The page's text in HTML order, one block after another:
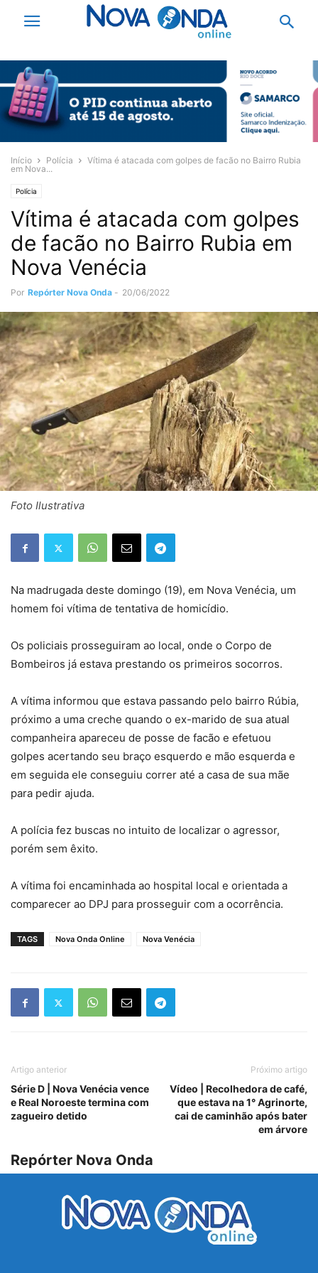
Início Polícia
Vítima é atacada com golpes de facão no Bairro Rubia
em Nova...
Polícia
Vítima é atacada com golpes
de facão no Bairro Rubia em
Nova Venécia
Por Repórter Nova Onda - 20/06/2022
Foto Ilustrativa
Na madrugada deste domingo (19), em Nova Venécia, um
homem foi vítima de tentativa de homicídio.
Os policiais prosseguiram ao local, onde o Corpo de
Bombeiros já estava prestando os primeiros socorros.
A vítima informou que estava passando pelo bairro Rúbia,
próximo a uma creche quando o ex-marido de sua atual
companheira apareceu de posse de facão e efetuou
golpes acertando seu braço esquerdo e mão esquerda e
em seguida ele conseguiu correr até a casa de sua mãe
para pedir ajuda.
A polícia fez buscas no intuito de localizar o agressor,
porém sem êxito.
A vítima foi encaminhada ao hospital local e orientada a
comparecer ao DPJ para prosseguir com a ocorrência.
TAGS Nova Onda Online Nova Venécia
Artigo anterior
Série D | Nova Venécia vence
e Real Noroeste termina com
zagueiro detido
Próximo artigo
Vídeo | Recolhedora de café,
que estava na 1° Agrinorte,
cai de caminhão após bater
em árvore
Repórter Nova Onda